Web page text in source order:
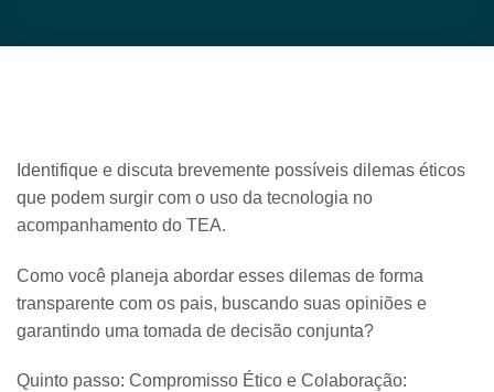
Identifique e discuta brevemente possíveis dilemas éticos
que podem surgir com o uso da tecnologia no
acompanhamento do TEA.
Como você planeja abordar esses dilemas de forma
transparente com os pais, buscando suas opiniões e
garantindo uma tomada de decisão conjunta?
Quinto passo: Compromisso Ético e Colaboração: